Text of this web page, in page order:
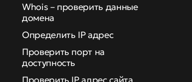
Whois – проверить данные
домена
Определить IP адрес
Проверить порт на
доступность
Проверить IP адрес сайта